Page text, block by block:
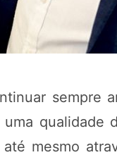
sempre
qualidade
mesmo